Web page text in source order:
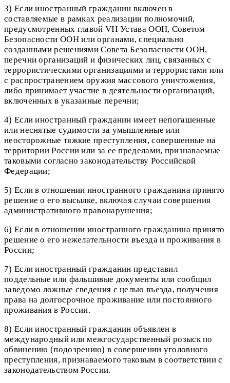
3) Если иностранный гражданин включен в
составляемые в рамках реализации полномочий,
предусмотренных главой VII Устава ООН, Советом
Безопасности ООН или органами, специально
созданными решениями Совета Безопасности ООН,
перечни организаций и физических лиц, связанных с
террористическими организациями и террористами или
с распространением оружия массового уничтожения,
либо принимает участие в деятельности организаций,
включенных в указанные перечни;
4) Если иностранный гражданин имеет непогашенные
или неснятые судимости за умышленные или
неосторожные тяжкие преступления, совершенные на
территории России или за ее пределами, признаваемые
таковыми согласно законодательству Российской
Федерации;
5) Если в отношении иностранного гражданина принято
решение о его высылке, включая случаи совершения
административного правонарушения;
6) Если в отношении иностранного гражданина принято
решение о его нежелательности въезда и проживания в
России;
7) Если иностранный гражданин представил
поддельные или фальшивые документы или сообщил
заведомо ложные сведения с целью въезда, получения
права на долгосрочное проживание или постоянного
проживания в России.
8) Если иностранный гражданин объявлен в
международный или межгосударственный розыск по
обвинению (подозрению) в совершении уголовного
преступления, признаваемого таковым в соответствии с
законодательством России.